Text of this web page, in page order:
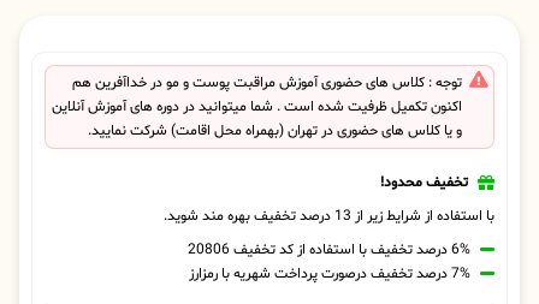
توجه : کلاس های حضوری آموزش مراقبت پوست و مو در خداآفرین هم
اکنون تکمیل ظرفیت شده است . شما میتوانید در دوره های آموزش آنلاین
و یا کلاس های حضوری در تهران (بهمراه محل اقامت) شرکت نمایید.
تخفیف محدود!
با استفاده از شرایط زیر از 13 درصد تخفیف بهره مند شوید.
6% درصد تخفیف با استفاده از کد تخفیف 20806
7% درصد تخفیف درصورت پرداخت شهریه با رمزارز